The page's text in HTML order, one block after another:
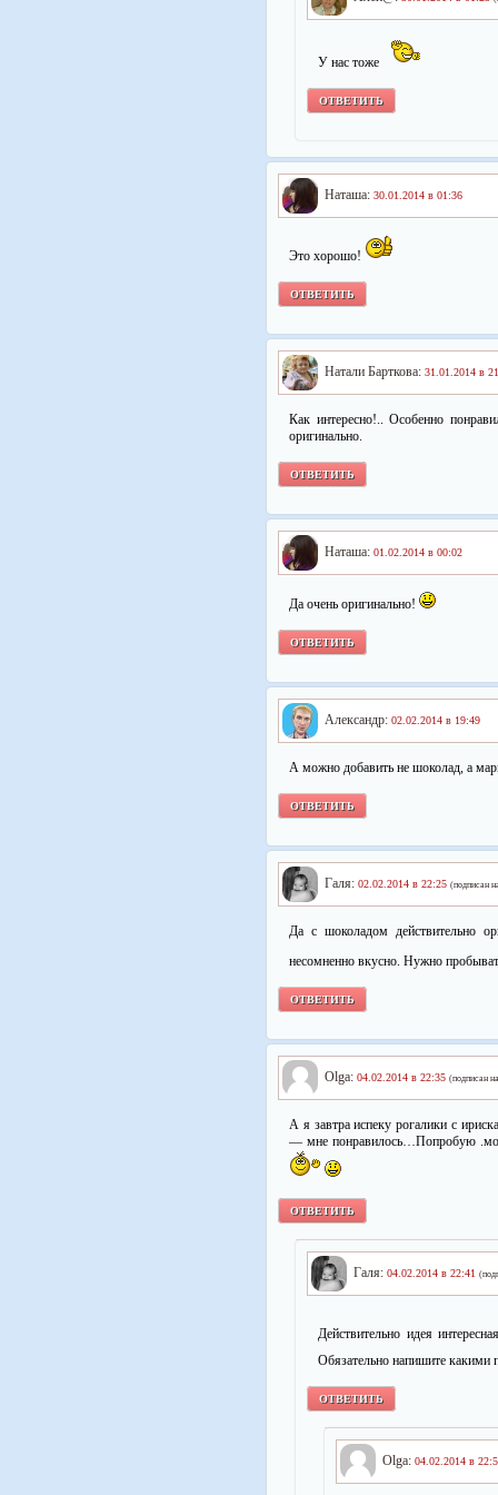
У нас тоже
ОТВЕТИТЬ
Наташа: 30.01.2014 в 01:36
Это хорошо!
ОТВЕТИТЬ
Натали Барткова: 31.01.2014 в
Как интересно!.. Особенно
оригинально.
ОТВЕТИТЬ
Наташа: 01.02.2014 в 00:02
Да очень оригинально!
ОТВЕТИТЬ
Александр: 02.02.2014 в 19:49
А можно добавить не шоколад, а
ОТВЕТИТЬ
Галя: 02.02.2014 в 22:25 (подписан
Да с шоколадом действительно
несомненно вкусно. Нужно
ОТВЕТИТЬ
Olga: 04.02.2014 в 22:35 (подписан
А я завтра испеку рогалики с
— мне понравилось…Попробую
ОТВЕТИТЬ
Галя: 04.02.2014 в 22:41
Действительно идея
Обязательно напишите какими
ОТВЕТИТЬ
Olga: 04.02.2014 в